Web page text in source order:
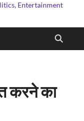
Entertainment
करने का